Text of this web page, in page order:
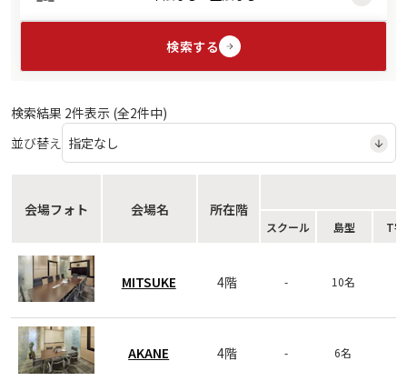
検索する
検索結果 2件表示 (全2件中)
並び替え
会場フォト 会場名 所在階
スクール 島型 T
MITSUKE 4階 - 10名
AKANE 4階 - 6名